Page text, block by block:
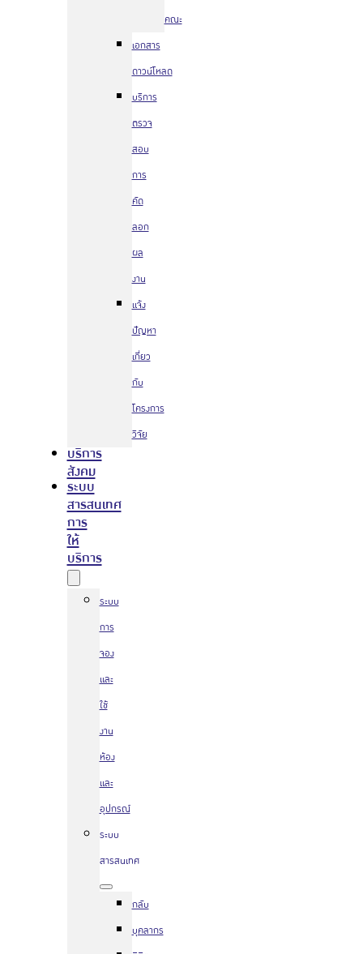
คณะ
เอกสาร
ดาวน์โหลด
บริการ
ตรวจ
สอบ
การ
คัด
ลอก
ผล
งาน
แจ้ง
ปัญหา
เกี่ยว
กับ
โครงการ
วิจัย
บริการ
สังคม
ระบบ
สารสนเทศ
การ
ให้
บริการ
ระบบ
การ
จอง
และ
ใช้
งาน
ห้อง
และ
อุปกรณ์
ระบบ
สารสนเทศ
กลับ
บุคลากร